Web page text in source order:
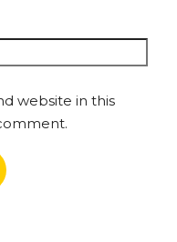
website in this